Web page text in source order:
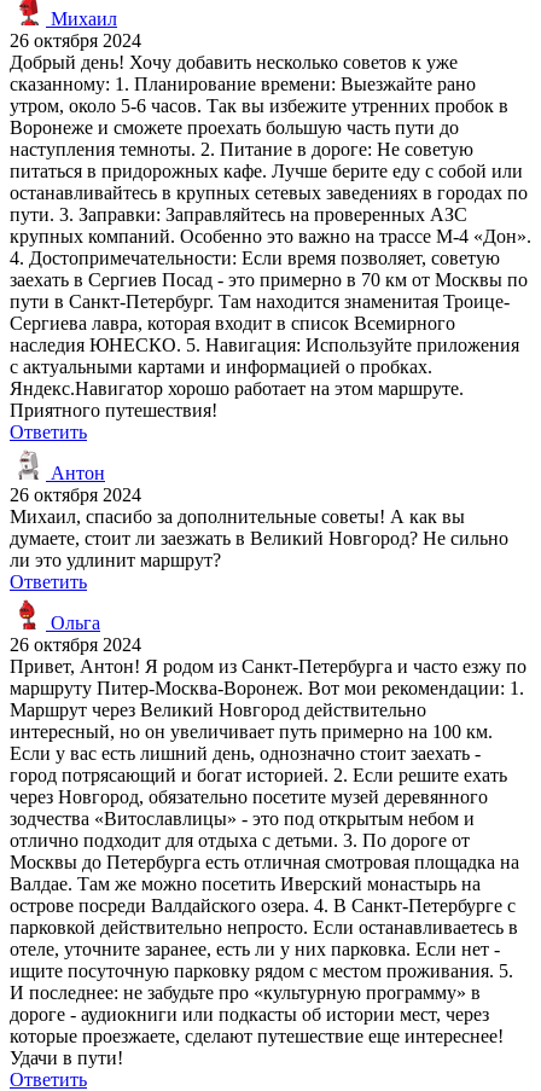
Михаил
26 октября 2024
Добрый день! Хочу добавить несколько советов к уже
сказанному: 1. Планирование времени: Выезжайте рано
утром, около 5-6 часов. Так вы избежите утренних пробок в
Воронеже и сможете проехать большую часть пути до
наступления темноты. 2. Питание в дороге: Не советую
питаться в придорожных кафе. Лучше берите еду с собой или
останавливайтесь в крупных сетевых заведениях в городах по
пути. 3. Заправки: Заправляйтесь на проверенных АЗС
крупных компаний. Особенно это важно на трассе М-4 «Дон».
4. Достопримечательности: Если время позволяет, советую
заехать в Сергиев Посад - это примерно в 70 км от Москвы по
пути в Санкт-Петербург. Там находится знаменитая Троице-
Сергиева лавра, которая входит в список Всемирного
наследия ЮНЕСКО. 5. Навигация: Используйте приложения
с актуальными картами и информацией о пробках.
Яндекс.Навигатор хорошо работает на этом маршруте.
Приятного путешествия!
Ответить
Антон
26 октября 2024
Михаил, спасибо за дополнительные советы! А как вы
думаете, стоит ли заезжать в Великий Новгород? Не сильно
ли это удлинит маршрут?
Ответить
Ольга
26 октября 2024
Привет, Антон! Я родом из Санкт-Петербурга и часто езжу по
маршруту Питер-Москва-Воронеж. Вот мои рекомендации: 1.
Маршрут через Великий Новгород действительно
интересный, но он увеличивает путь примерно на 100 км.
Если у вас есть лишний день, однозначно стоит заехать -
город потрясающий и богат историей. 2. Если решите ехать
через Новгород, обязательно посетите музей деревянного
зодчества «Витославлицы» - это под открытым небом и
отлично подходит для отдыха с детьми. 3. По дороге от
Москвы до Петербурга есть отличная смотровая площадка на
Валдае. Там же можно посетить Иверский монастырь на
острове посреди Валдайского озера. 4. В Санкт-Петербурге с
парковкой действительно непросто. Если останавливаетесь в
отеле, уточните заранее, есть ли у них парковка. Если нет -
ищите посуточную парковку рядом с местом проживания. 5.
И последнее: не забудьте про «культурную программу» в
дороге - аудиокниги или подкасты об истории мест, через
которые проезжаете, сделают путешествие еще интереснее!
Удачи в пути!
Ответить